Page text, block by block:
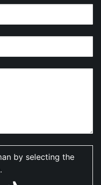
by selecting the
.